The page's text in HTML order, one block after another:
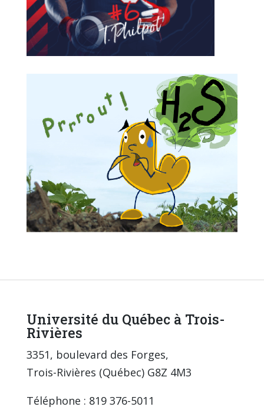
Université du Québec à Trois-
Rivières
3351, boulevard des Forges,
Trois-Rivières (Québec) G8Z 4M3
Téléphone : 819 376-5011